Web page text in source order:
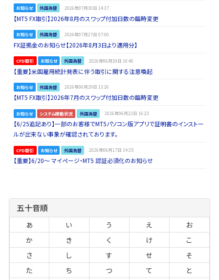
お知らせ 外国為替 2026年07月30日 14:37
【MT5 FX取引】2026年8月のスワップ付加日数の臨時変更
お知らせ 外国為替 2026年07月27日 07:00
FX証拠金のお知らせ【2026年8月3日より適用分】
CFD取引 お知らせ 外国為替 2026年06月30日 10:40
【重要】米国雇用統計発表に伴う取引に関する注意喚起
お知らせ 外国為替 2026年06月29日 13:26
【MT5 FX取引】2026年7月のスワップ付加日数の臨時変更
お知らせ システム稼動状況 外国為替 2026年06月22日 16:23
【6/25追記あり】一部のお客様でMT5パソコン版アプリで証明書のインストー
ルが出来ない事象が確認されております。
CFD取引 お知らせ 外国為替 2026年06月17日 14:35
【重要】6/20～ マイページ・MT5 認証必須化のお知らせ
五十音順
あ い う え
お
か
き く け
こ
さ
し す せ
そ
た
ち つ て
と